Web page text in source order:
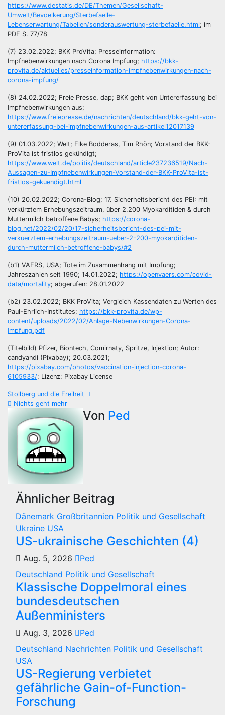
https://www.destatis.de/DE/Themen/Gesellschaft-
Umwelt/Bevoelkerung/Sterbefaelle-
Lebenserwartung/Tabellen/sonderauswertung-sterbefaelle.html; im
PDF S. 77/78
(7) 23.02.2022; BKK ProVita; Presseinformation:
Impfnebenwirkungen nach Corona Impfung; https://bkk-
provita.de/aktuelles/presseinformation-impfnebenwirkungen-nach-
corona-impfung/
(8) 24.02.2022; Freie Presse, dap; BKK geht von Untererfassung bei
Impfnebenwirkungen aus;
https://www.freiepresse.de/nachrichten/deutschland/bkk-geht-von-
untererfassung-bei-impfnebenwirkungen-aus-artikel12017139
(9) 01.03.2022; Welt; Elke Bodderas, Tim Rhön; Vorstand der BKK-
ProVita ist fristlos gekündigt;
https://www.welt.de/politik/deutschland/article237236519/Nach-
Aussagen-zu-Impfnebenwirkungen-Vorstand-der-BKK-ProVita-ist-
fristlos-gekuendigt.html
(10) 20.02.2022; Corona-Blog; 17. Sicherheitsbericht des PEI: mit
verkürztem Erhebungszeitraum, über 2.200 Myokarditiden & durch
Muttermilch betroffene Babys; https://corona-
blog.net/2022/02/20/17-sicherheitsbericht-des-pei-mit-
verkuerztem-erhebungszeitraum-ueber-2-200-myokarditiden-
durch-muttermilch-betroffene-babys/#2
(b1) VAERS, USA; Tote im Zusammenhang mit Impfung;
Jahreszahlen seit 1990; 14.01.2022; https://openvaers.com/covid-
data/mortality; abgerufen: 28.01.2022
(b2) 23.02.2022; BKK ProVita; Vergleich Kassendaten zu Werten des
Paul-Ehrlich-Institutes; https://bkk-provita.de/wp-
content/uploads/2022/02/Anlage-Nebenwirkungen-Corona-
Impfung.pdf
(Titelbild) Pfizer, Biontech, Comirnaty, Spritze, Injektion; Autor:
candyandi (Pixabay); 20.03.2021;
https://pixabay.com/photos/vaccination-injection-corona-
6105933/; Lizenz: Pixabay License
Beitragsnavigation
Stollberg und die Freiheit
Nichts geht mehr
Von Ped
Ähnlicher Beitrag
Dänemark Großbritannien Politik und Gesellschaft
Ukraine USA
US-ukrainische Geschichten (4)
Aug. 5, 2026
Ped
Deutschland Politik und Gesellschaft
Klassische Doppelmoral eines
bundesdeutschen
Außenministers
Aug. 3, 2026
Ped
Deutschland Nachrichten Politik und Gesellschaft
USA
US-Regierung verbietet
gefährliche Gain-of-Function-
Forschung